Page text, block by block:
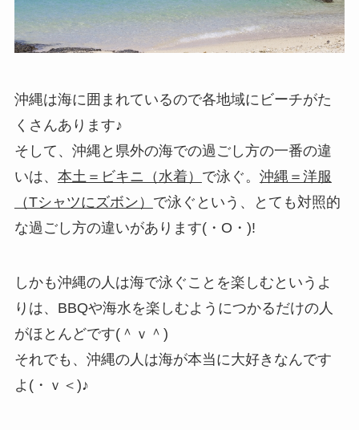
沖縄は海に囲まれているので各地域にビーチがた
くさんあります♪
そして、沖縄と県外の海での過ごし方の一番の違
いは、 本土＝ビキニ（水着） で泳ぐ。 沖縄＝洋服
（Tシャツにズボン） で泳ぐという、とても対照的
な過ごし方の違いがあります(・O・)!
しかも沖縄の人は海で泳ぐことを楽しむというよ
りは、BBQや海水を楽しむようにつかるだけの人
がほとんどです(＾ｖ＾)
それでも、沖縄の人は海が本当に大好きなんです
よ(・ｖ＜)♪